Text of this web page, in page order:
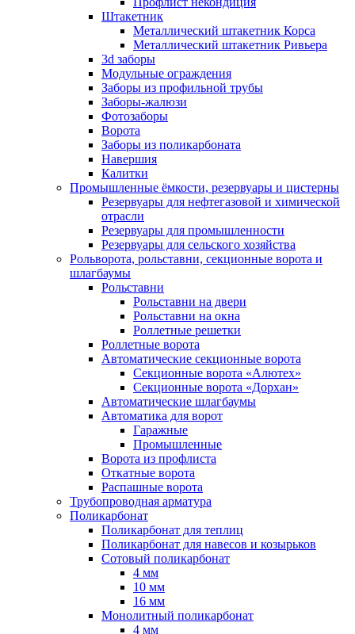
Штакетник
Металлический штакетник Корса
Металлический штакетник Ривьера
3d заборы
Модульные ограждения
Заборы из профильной трубы
Заборы-жалюзи
Фотозаборы
Ворота
Заборы из поликарбоната
Навершия
Калитки
Промышленные ёмкости, резервуары и цистерны
Резервуары для нефтегазовой и химической
отрасли
Резервуары для промышленности
Резервуары для сельского хозяйства
Рольворота, рольставни, секционные ворота и
шлагбаумы
Рольставни
Рольставни на двери
Рольставни на окна
Роллетные решетки
Роллетные ворота
Автоматические секционные ворота
Секционные ворота «Алютех»
Секционные ворота «Дорхан»
Автоматические шлагбаумы
Автоматика для ворот
Гаражные
Промышленные
Ворота из профлиста
Откатные ворота
Распашные ворота
Трубопроводная арматура
Поликарбонат
Поликарбонат для теплиц
Поликарбонат для навесов и козырьков
Сотовый поликарбонат
4 мм
10 мм
16 мм
Монолитный поликарбонат
4 мм